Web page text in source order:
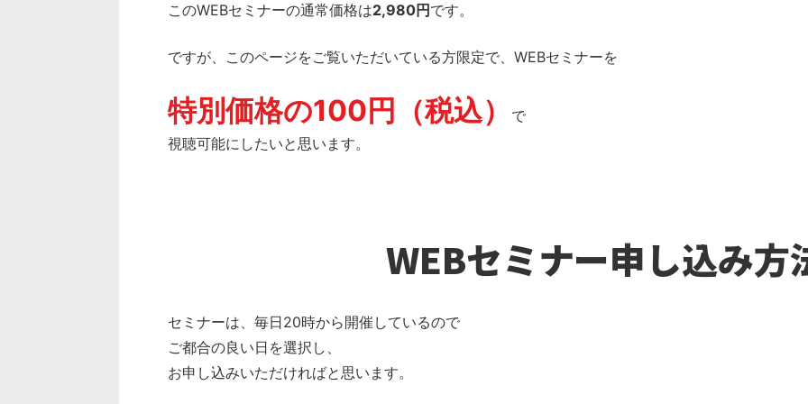
このWEBセミナーの通常価格は2,980円です。
ですが、このページをご覧いただいている方限定で、WEBセミナーを
特別価格の100円（税込）
で
視聴可能にしたいと思います。
WEBセミナー申し込み方
セミナーは、毎日20時から開催しているので
ご都合の良い日を選択し、
お申し込みいただければと思います。